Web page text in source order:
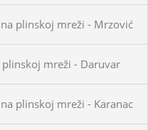
plinskoj mreži - Mrzović
mreži - Daruvar
plinskoj mreži - Karanac